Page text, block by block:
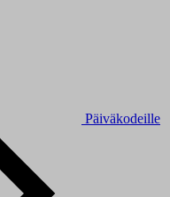
Päiväkodeille